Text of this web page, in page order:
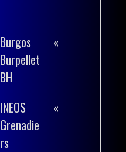
Burgos
Burpellet
BH
«
INEOS
Grenadie
rs
«